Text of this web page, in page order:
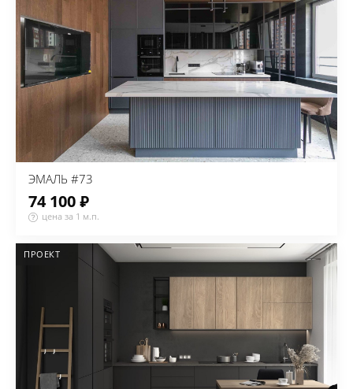
ЭМАЛЬ #73
74 100 ₽
цена за 1 м.п.
ПРОЕКТ